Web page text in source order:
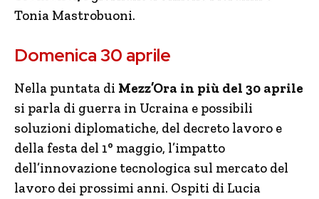
Tonia Mastrobuoni.
Domenica 30 aprile
Nella puntata di Mezz’Ora in più del 30 aprile
si parla di guerra in Ucraina e possibili
soluzioni diplomatiche, del decreto lavoro e
della festa del 1° maggio, l’impatto
dell’innovazione tecnologica sul mercato del
lavoro dei prossimi anni. Ospiti di Lucia